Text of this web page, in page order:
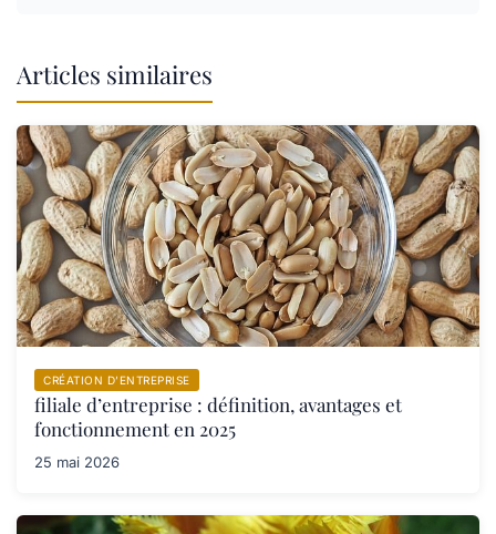
Articles similaires
CRÉATION D’ENTREPRISE
filiale d’entreprise : définition, avantages et
fonctionnement en 2025
25 mai 2026